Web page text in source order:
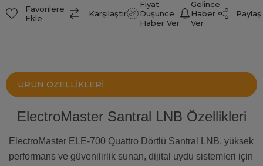
Favorilere
Ekle
Karşılaştır
Fiyat
Düşünce
Haber Ver
Gelince
Haber
Ver
Paylaş
ÜRÜN ÖZELLIKLERI
ElectroMaster Santral LNB Özellikleri
ElectroMaster ELE-700 Quattro Dörtlü Santral LNB, yüksek
performans ve güvenilirlik sunan, dijital uydu sistemleri için